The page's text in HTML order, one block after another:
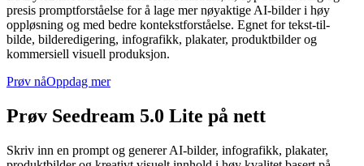
presis promptforståelse for å lage mer nøyaktige AI-bilder i høy
oppløsning og med bedre kontekstforståelse. Egnet for tekst-til-
bilde, bilderedigering, infografikk, plakater, produktbilder og
kommersiell visuell produksjon.
Prøv nåOppdag mer
Prøv Seedream 5.0 Lite på nett
Skriv inn en prompt og generer AI-bilder, infografikk, plakater,